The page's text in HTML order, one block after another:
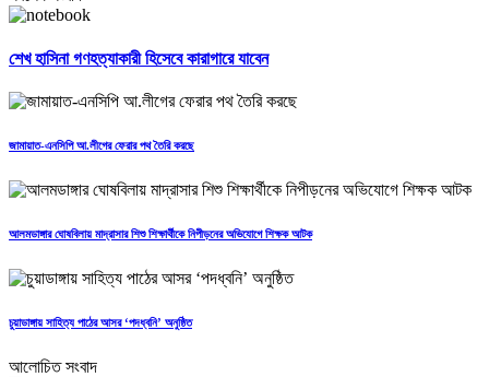
শেখ হাসিনা গণহত্যাকারী হিসেবে কারাগারে যাবেন
জামায়াত-এনসিপি আ.লীগের ফেরার পথ তৈরি করছে
আলমডাঙ্গার ঘোষবিলায় মাদ্রাসার শিশু শিক্ষার্থীকে নিপীড়নের অভিযোগে শিক্ষক আটক
চুয়াডাঙ্গায় সাহিত্য পাঠের আসর ‘পদধ্বনি’ অনুষ্ঠিত
আলোচিত সংবাদ